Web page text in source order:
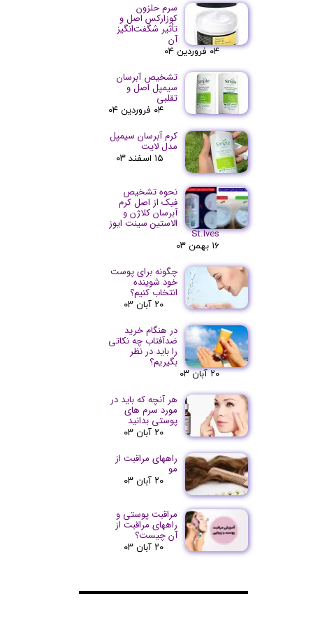
سرم حلزون
کوزارکس اصل و
تأثیر شگفت‌انگیز
آن
۰۴ فروردین ۰۴
تشخیص آبرسان
سیمپل اصل و
تقلبی
۰۴ فروردین ۰۴
کرم آبرسان سیمپل
مدل لایت
۱۵ اسفند ۰۳
نحوه تشخیص
فیک از اصل کرم
آبرسان کلاژن و
الاستین سینت ایوز
St.Ives
۱۶ بهمن ۰۳
چگونه برای پوست
خود شوینده
انتخاب کنیم؟
۲۰ آبان ۰۳
در هنگام خرید
ضدآفتاب چه نکاتی
را باید در نظر
بگیریم؟
۲۰ آبان ۰۳
هر آنچه که باید در
مورد سرم های
پوستی بدانید
۲۰ آبان ۰۳
راههای مراقبت از
مو
۲۰ آبان ۰۳
مراقبت پوستی و
راههای مراقبت از
آن چیست؟
۲۰ آبان ۰۳